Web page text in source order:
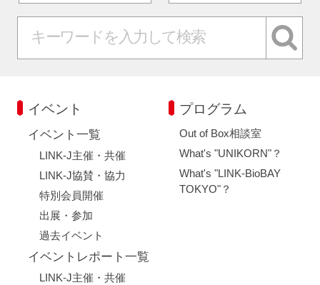
イベント
イベント一覧
LINK-J主催・共催
LINK-J協賛・協力
特別会員開催
出展・参加
過去イベント
イベントレポート一覧
LINK-J主催・共催
プログラム
Out of Box相談室
What's "UNIKORN"？
What's "LINK-BioBAY
TOKYO"？